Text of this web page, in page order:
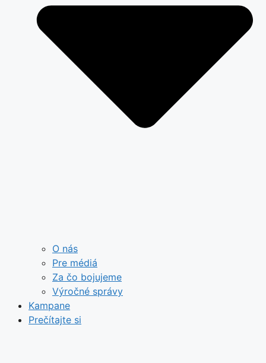
O nás
Pre médiá
Za čo bojujeme
Výročné správy
Kampane
Prečítajte si